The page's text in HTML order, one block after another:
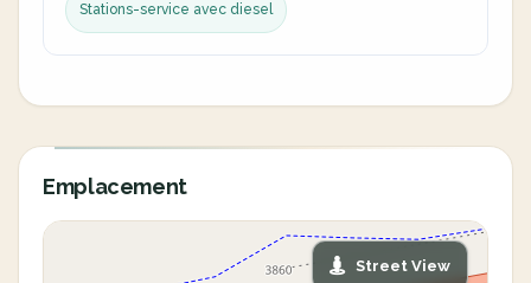
Stations-service avec diesel
Emplacement
Street View